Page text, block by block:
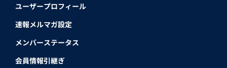
ユーザープロフィール
速報メルマガ設定
メンバーステータス
会員情報引継ぎ